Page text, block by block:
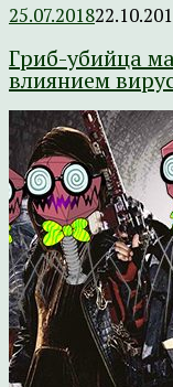
25.07.2018
Гриб-убийца
влиянием